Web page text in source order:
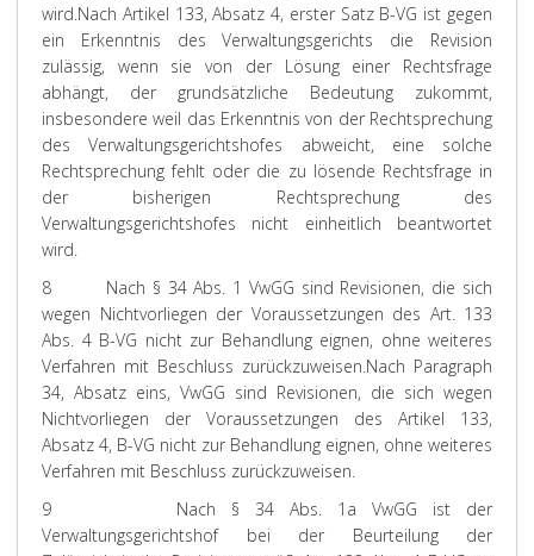
wird.Nach Artikel 133, Absatz 4, erster Satz B-VG ist gegen
ein Erkenntnis des Verwaltungsgerichts die Revision
zulässig, wenn sie von der Lösung einer Rechtsfrage
abhängt, der grundsätzliche Bedeutung zukommt,
insbesondere weil das Erkenntnis von der Rechtsprechung
des Verwaltungsgerichtshofes abweicht, eine solche
Rechtsprechung fehlt oder die zu lösende Rechtsfrage in
der bisherigen Rechtsprechung des
Verwaltungsgerichtshofes nicht einheitlich beantwortet
wird.
8 Nach § 34 Abs. 1 VwGG sind Revisionen, die sich
wegen Nichtvorliegen der Voraussetzungen des Art. 133
Abs. 4 B-VG nicht zur Behandlung eignen, ohne weiteres
Verfahren mit Beschluss zurückzuweisen.Nach Paragraph
34, Absatz eins, VwGG sind Revisionen, die sich wegen
Nichtvorliegen der Voraussetzungen des Artikel 133,
Absatz 4, B-VG nicht zur Behandlung eignen, ohne weiteres
Verfahren mit Beschluss zurückzuweisen.
9 Nach § 34 Abs. 1a VwGG ist der
Verwaltungsgerichtshof bei der Beurteilung der